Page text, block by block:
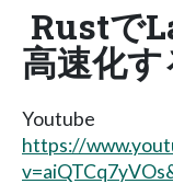
Rustで
高速化
Youtube
https://